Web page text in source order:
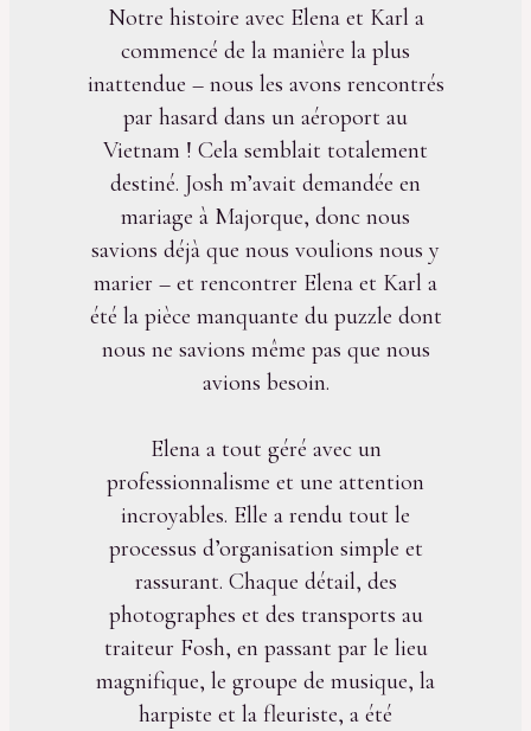
Notre histoire avec Elena et Karl a
commencé de la manière la plus
inattendue – nous les avons rencontrés
par hasard dans un aéroport au
Vietnam ! Cela semblait totalement
destiné. Josh m’avait demandée en
mariage à Majorque, donc nous
savions déjà que nous voulions nous y
marier – et rencontrer Elena et Karl a
été la pièce manquante du puzzle dont
nous ne savions même pas que nous
avions besoin.
Elena a tout géré avec un
professionnalisme et une attention
incroyables. Elle a rendu tout le
processus d’organisation simple et
rassurant. Chaque détail, des
photographes et des transports au
traiteur Fosh, en passant par le lieu
magnifique, le groupe de musique, la
harpiste et la fleuriste, a été